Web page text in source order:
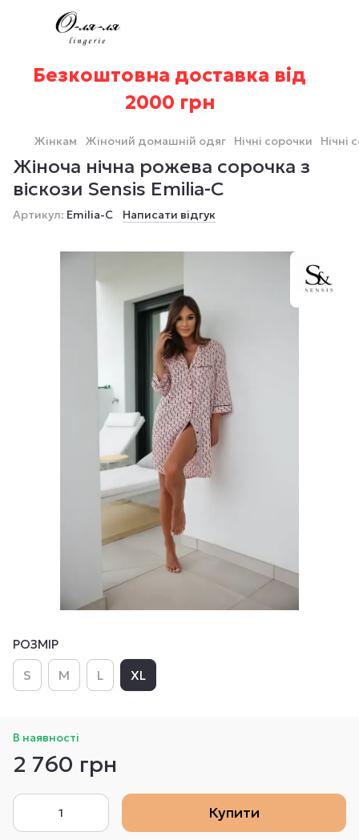
Безкоштовна доставка від
2000 грн
Жінкам Жіночий домашній одяг Нічні сорочки Нічні
Жіноча нічна рожева сорочка з
віскози Sensis Emilia-С
Артикул: Emilia-С Написати відгук
РОЗМІР
S M L XL
В наявності
2 760 грн
Купити